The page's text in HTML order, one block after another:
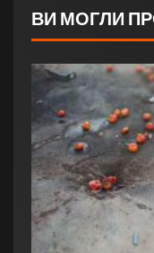
ВИ МОГЛИ